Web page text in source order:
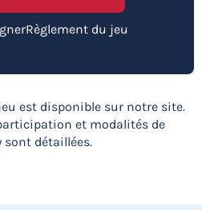
Règlement du jeu
est disponible sur notre site.
et modalités de
détaillées.